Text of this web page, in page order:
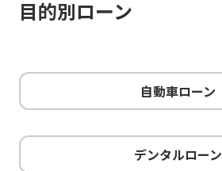
目的別ローン
自動車ローン
デンタルローン